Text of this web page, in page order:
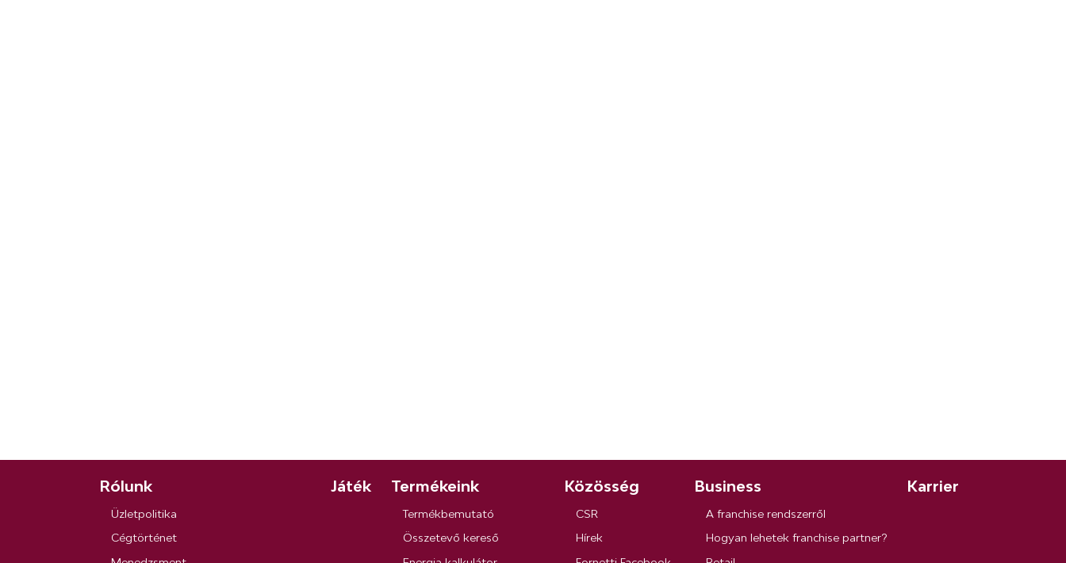
Rólunk
Üzletpolitika
Cégtörténet
Játék Termékeink
Termékbemutató
Összetevő kereső
Közösség
CSR
Hírek
Business
A franchise rendszerről
Hogyan lehetek franchise partner?
Karrier